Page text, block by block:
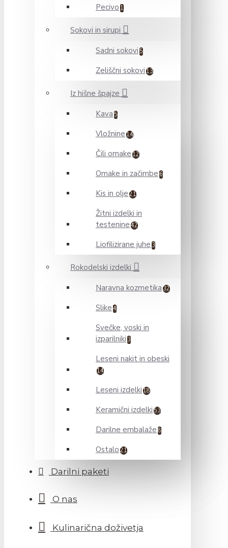
Pecivo 1
Sokovi in sirupi
Sadni sokovi 5
Zeliščni sokovi 13
Iz hišne špajze
Kava 5
Vložnine 14
Čili omake 12
Omake in začimbe 6
Kis in olje 21
Žitni izdelki in
testenine 42
Liofilizirane juhe 3
Rokodelski izdelki
Naravna kozmetika 32
Slike 4
Svečke, voski in
izparilniki 3
Leseni nakit in obeski
14
Leseni izdelki 18
Keramični izdelki 53
Darilne embalaže 8
Ostalo 21
Darilni paketi
O nas
Kulinarična doživetja